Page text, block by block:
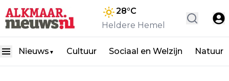
28°C
Heldere Hemel
Nieuws ▼ Cultuur Sociaal en Welzijn Natuur